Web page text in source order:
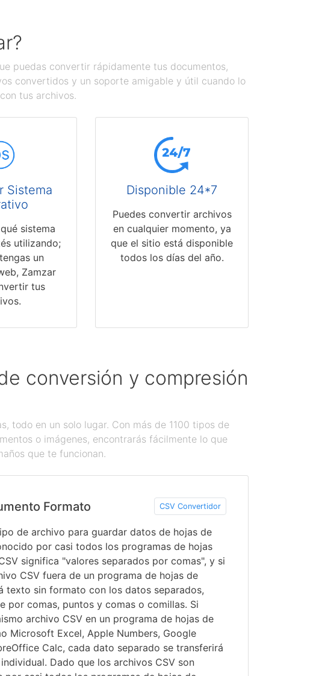
puedas convertir rápidamente tus documentos,
convertidos y un soporte amigable y útil cuando lo
tus archivos.
Sistema
sistema
utilizando;
un
Zamzar
tus
Disponible 24*7
Puedes convertir archivos
en cualquier momento, ya
que el sitio está disponible
todos los días del año.
conversión y compresión
todo en un solo lugar. Con más de 1100 tipos de
o imágenes, encontrarás fácilmente lo que
que te funcionan.
Formato CSV Convertidor
de archivo para guardar datos de hojas de
por casi todos los programas de hojas
significa "valores separados por comas", y si
CSV fuera de un programa de hojas de
texto sin formato con los datos separados,
por comas, puntos y comas o comillas. Si
archivo CSV en un programa de hojas de
Microsoft Excel, Apple Numbers, Google
Calc, cada dato separado se transferirá
Dado que los archivos CSV son